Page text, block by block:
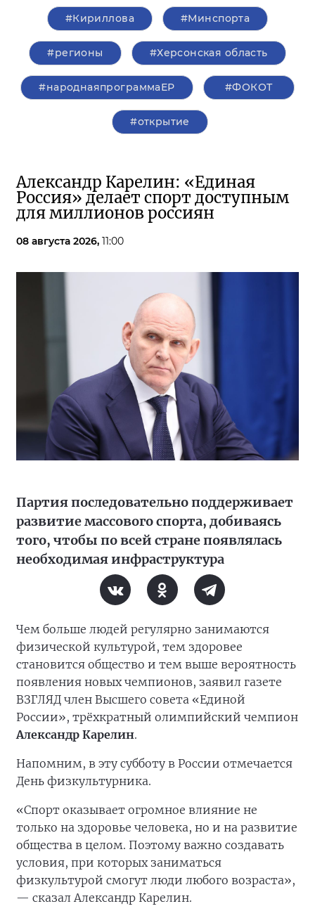
#Кириллова #Минспорта
#регионы #Херсонская область
#народнаяпрограммаЕР #ФОКОТ
#открытие
Александр Карелин: «Единая
Россия» делает спорт доступным
для миллионов россиян
08 августа 2026, 11:00
Партия последовательно поддерживает
развитие массового спорта, добиваясь
того, чтобы по всей стране появлялась
необходимая инфраструктура
Чем больше людей регулярно занимаются
физической культурой, тем здоровее
становится общество и тем выше вероятность
появления новых чемпионов, заявил газете
ВЗГЛЯД член Высшего совета «Единой
России», трёхкратный олимпийский чемпион
Александр Карелин.
Напомним, в эту субботу в России отмечается
День физкультурника.
«Спорт оказывает огромное влияние не
только на здоровье человека, но и на развитие
общества в целом. Поэтому важно создавать
условия, при которых заниматься
физкультурой смогут люди любого возраста»,
— сказал Александр Карелин.